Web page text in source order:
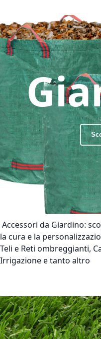
Accessori da Giardino:
la cura e la
Teli e Reti ombreggianti,
Irrigazione e tanto altro